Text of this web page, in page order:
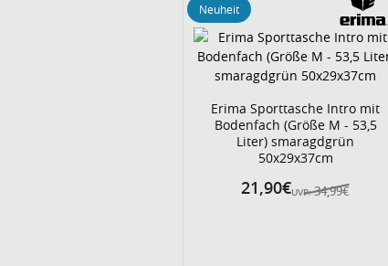
Erima Sporttasche Intro mit
Bodenfach (Größe M - 53,5
Liter) smaragdgrün
50x29x37cm
UVP: 34,99€
21,90€
Neuheit